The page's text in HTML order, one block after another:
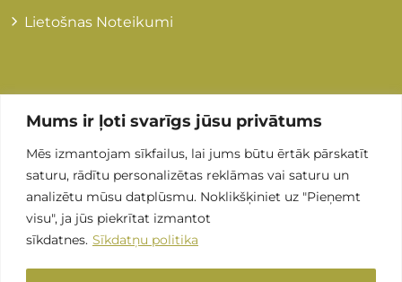
Mums ir ļoti svarīgs jūsu privātums
Mēs izmantojam sīkfailus, lai jums būtu ērtāk pārskatīt
saturu, rādītu personalizētas reklāmas vai saturu un
analizētu mūsu datplūsmu. Noklikšķiniet uz "Pieņemt
visu", ja jūs piekrītat izmantot
sīkdatnes. Sīkdatņu politika
Lietošnas Noteikumi
Kontakti
+371 255 89 505
Info@grandmedical.lv
Stirnu iela 8, LV-1082, Rīga (ARS Valeo)